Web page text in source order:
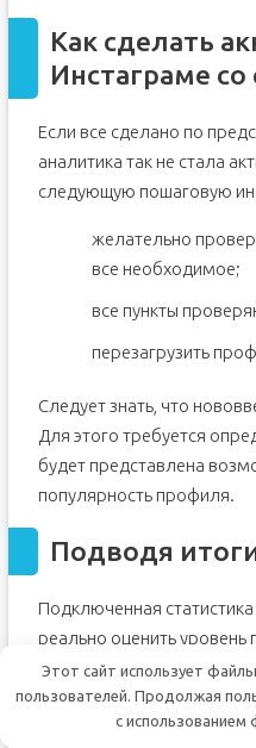
Как сделать
Инстаграме со
Если все сделано по
аналитика так не стала
следующую пошаговую
желательно
все необходимое;
все пункты
перезагрузить
Следует знать, что
Для этого требуется
будет представлена
популярность профиля.
Подводя
Подключенная
реально оценить уровень
востребованность
операции были верными,
бизнесе. Это отличная
Этот сайт использует
пользователей. Продолжая
с использованием